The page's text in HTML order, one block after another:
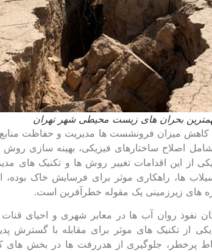
و کاهش میزان فرونشست ها مدیریت و حفاظت
اصلاح ساختارهای فیزیکی، بهینه سازی
از این اقدامات تغییر روش ها و تکنیک های
ها، راهکاری موثر برای فرسایش خاک بوده،
های زیرزمینی یک مقوله خطرآفرین است.
نفوذ روان ‌آب ‌ها در معابر شهری و احیای
از تکنیک های موثر برای مقابله با گسترش
پرخطر، جلوگیری از هدررفت ها در بخش های